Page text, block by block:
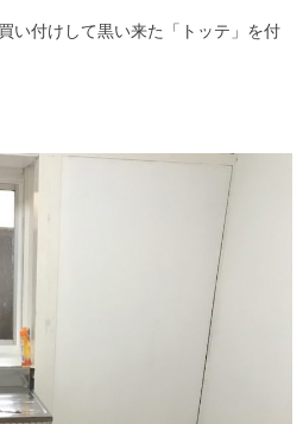
い付けして黒い来た「トッテ」を付